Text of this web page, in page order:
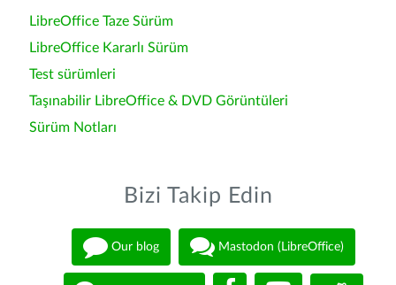
LibreOffice Taze Sürüm
LibreOffice Kararlı Sürüm
Test sürümleri
Taşınabilir LibreOffice & DVD Görüntüleri
Sürüm Notları
Bizi Takip Edin
Our blog Mastodon (LibreOffice)